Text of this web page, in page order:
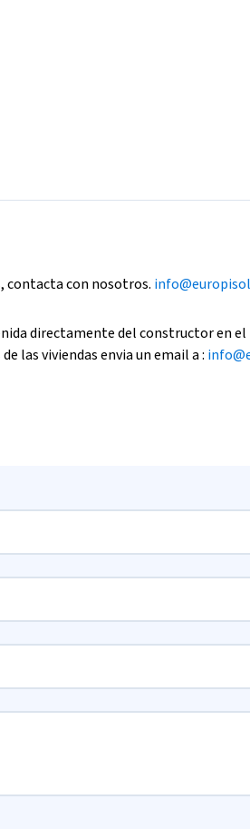
contacta con nosotros.
directamente del constructor en
las viviendas envia un email a :